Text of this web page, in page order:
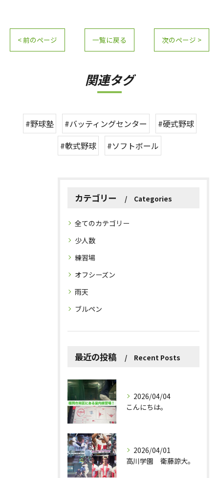
< 前のページ 一覧に戻る 次のページ >
関連タグ
#野球塾 #バッティングセンター
#硬式野球
#軟式野球
#ソフトボール
カテゴリー Categories
全てのカテゴリー
少人数
練習場
オフシーズン
雨天
ブルペン
最近の投稿 Recent Posts
2026/04/04
こんにちは。
2026/04/01
高川学園 衛藤諒大。